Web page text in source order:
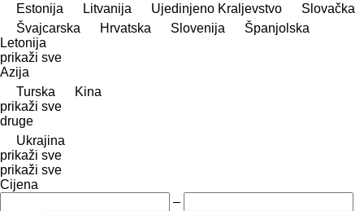
Estonija
Litvanija Ujedinjeno Kraljevstvo
Slovačka
Švајcarska
Hrvatska Slovenija
Španjolska
Letonija
prikaži sve
Azija
Turska
Kina
prikaži sve
druge
Ukrajina
prikaži sve
prikaži sve
Cijena
–